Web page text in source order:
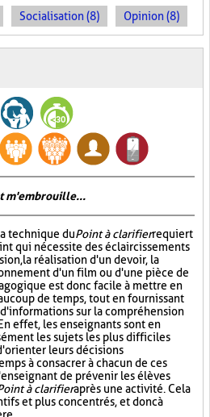
Socialisation (8) Opinion (8)
m'embrouille...
technique duPoint à clarifierrequiert
qui nécessite des éclaircissements
la réalisation d'un devoir, la
d'un film ou d'une pièce de
est donc facile à mettre en
de temps, tout en fournissant
sur la compréhension
effet, les enseignants sont en
les sujets les plus difficiles
leurs décisions
à consacrer à chacun de ces
de prévenir les élèves
à clarifieraprès une activité. Cela
et plus concentrés, et donc à